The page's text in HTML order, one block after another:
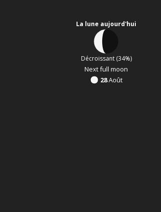
La lune aujourd'hui
Décroissant (34%)
Next full moon
28Août